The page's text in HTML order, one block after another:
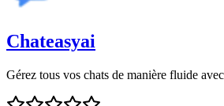
Chateasyai
Gérez tous vos chats de manière fluide